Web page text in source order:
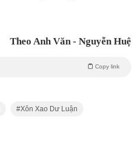
Theo Anh Văn - Nguyễn Huệ
Copy link
Xôn Xao Dư Luận